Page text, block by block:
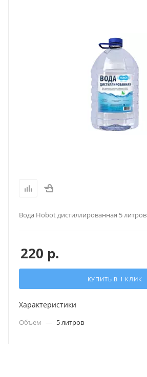
Вода Hobot дистиллированная 5 литров
220 р.
КУПИТЬ В 1 КЛИК
Характеристики
Объем — 5 литров